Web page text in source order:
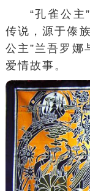
“孔雀公主
传说 ，源于傣族
公主”兰吾罗娜
爱情故事。